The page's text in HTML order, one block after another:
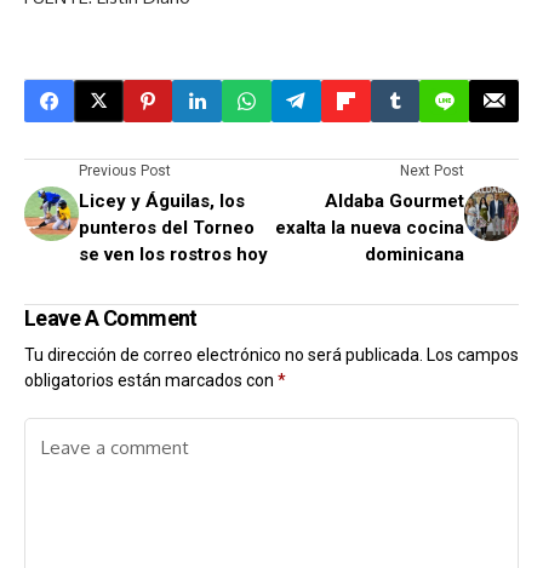
Previous Post
Licey y Águilas, los
punteros del Torneo
se ven los rostros hoy
Next Post
Aldaba Gourmet
exalta la nueva cocina
dominicana
Leave A Comment
Tu dirección de correo electrónico no será publicada. Los campos
obligatorios están marcados con *